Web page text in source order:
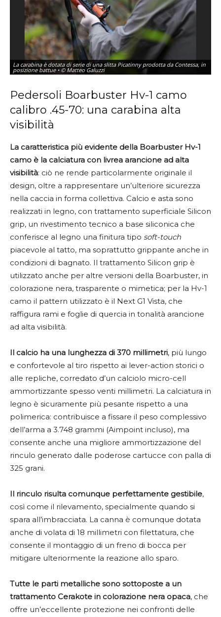
La carabina è dotata di serie di una slitta Picatinny prodotta da Contessa, in
posizione battue • © Matteo Galuzzi
Pedersoli Boarbuster Hv-1 camo
calibro .45-70: una carabina alta
visibilità
La caratteristica più evidente della Boarbuster Hv-1
camo è la calciatura con livrea arancione ad alta
visibilità: ciò ne rende particolarmente originale il
design, oltre a rappresentare un’ulteriore sicurezza
nella caccia in forma collettiva. Calcio e asta sono
realizzati in legno, con trattamento superficiale Silicon
grip, un rivestimento tecnico a base siliconica che
conferisce al legno una finitura tipo soft-touch
piacevole al tatto, ma soprattutto grippante anche in
condizioni di bagnato. Il trattamento Silicon grip è
utilizzato anche per altre versioni della Boarbuster, in
colorazione nera, trasparente o mimetica; per la Hv-1
camo il pattern utilizzato è il Next G1 Vista, che
raffigura rami e foglie di quercia in tonalità arancione
ad alta visibilità.
Il calcio ha una lunghezza di 370 millimetri, più lungo
e confortevole al tiro rispetto ai lever-action storici o
alle repliche, corredato d’un calciolo micro-cell
ammortizzante spesso venti millimetri. La calciatura in
legno è sicuramente più pesante rispetto a una
polimerica: contribuisce a fissare il peso complessivo
dell’arma a 3.748 grammi (Aimpoint incluso), ma
consente anche una migliore ammortizzazione del
rinculo generato dalle poderose cartucce con palla di
325 grani.
Il rinculo risulta comunque perfettamente gestibile,
così come il rilevamento, specialmente quando si
spara all’imbracciata. La canna è comunque dotata
anche di volata di 18 millimetri con filettatura, che
consente il montaggio di un freno di bocca per
mitigare ulteriormente la reazione allo sparo.
Tutte le parti metalliche sono sottoposte a un
trattamento Cerakote in colorazione nera opaca, che
offre un’eccellente protezione nei confronti delle